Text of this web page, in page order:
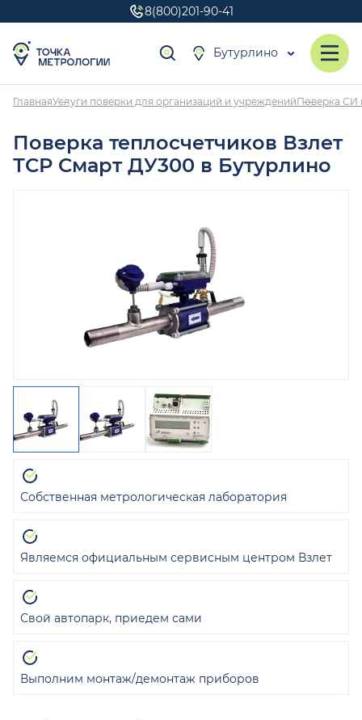
8(800)201-90-41
Бутурлино
ГлавнаяУслуги поверки для организаций и учрежденийПоверка СИ
Поверка теплосчетчиков Взлет
ТСР Смарт ДУ300 в Бутурлино
Собственная метрологическая лаборатория
Являемся официальным сервисным центром Взлет
Свой автопарк, приедем сами
Выполним монтаж/демонтаж приборов